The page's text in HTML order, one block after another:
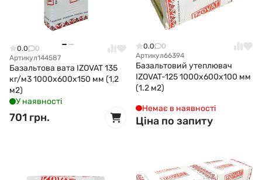
0.0
0
Артикул144587
Базальтова вата IZOVAT 135
кг/м3 1000x600x150 мм (1,2
м2)
У наявності
701 грн.
0.0
0
Артикул66394
Базальтовий утеплювач
IZOVAT-125 1000x600x100 мм
(1.2 м2)
Немає в наявності
Ціна по запиту